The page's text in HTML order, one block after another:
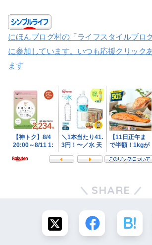
にほんブログ村の「ライフスタイルブロ
に参加しています。いつも応援クリック
ます
SHARE